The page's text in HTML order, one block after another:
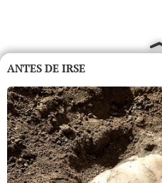
ANTES DE IRSE